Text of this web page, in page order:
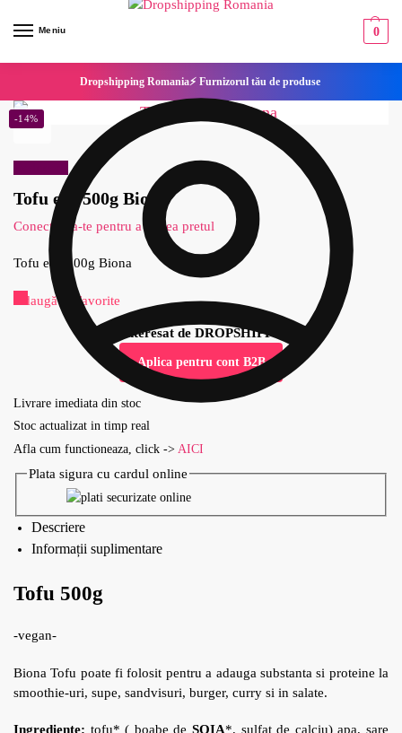
Meniu 0
Dropshipping Romania⚡ Furnizorul tău de produse
Tofu eco 500g Biona
Conecteaza-te pentru a vedea pretul
-14%
Tofu eco 500g Biona
Adaugă la Favorite
Esti interesat de DROPSHIPPING?
Aplica pentru cont B2B
Livrare imediata din stoc
Stoc actualizat in timp real
Afla cum functioneaza, click -> AICI
Plata sigura cu cardul online
Descriere
Informații suplimentare
Tofu 500g
-vegan-
Biona Tofu poate fi folosit pentru a adauga substanta si proteine la
smoothie-uri, supe, sandvisuri, burger, curry si in salate.
Ingrediente: tofu* ( boabe deSOIA*, sulfat de calciu) apa, sare